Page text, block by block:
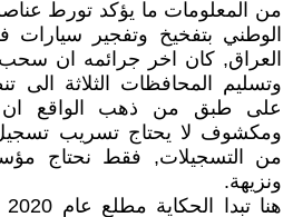
من المعلومات ما يؤكد تورط
الوطني بتفخيخ وتفجير
العراق, كان اخر جرائمه ان
وتسليم المحافظات الثلاثة الى
على طبق من ذهب الواقع
ومكشوف لا يحتاج تسريب
من التسجيلات, فقط نحتاج
ونزيهة.